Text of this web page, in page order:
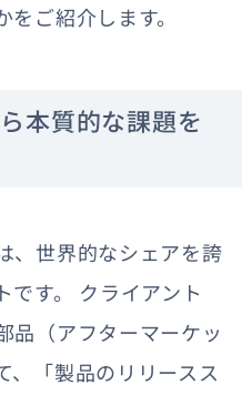
ご紹介します。
本質的な課題を
、世界的なシェアを誇
です。 クライアント
品（アフターマーケッ
、「製品のリリースス